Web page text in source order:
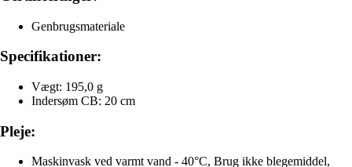
Genbrugsmateriale
Specifikationer:
Vægt: 195,0 g
Indersøm CB: 20 cm
Pleje:
Maskinvask ved varmt vand - 40°C, Brug ikke blegemiddel,